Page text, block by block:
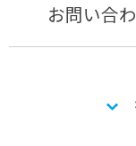
お問い合